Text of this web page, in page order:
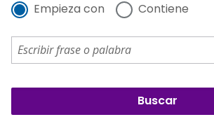
Empieza con Contiene